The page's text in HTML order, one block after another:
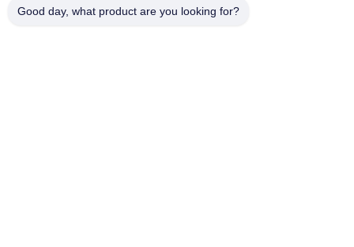
Good day, what product are you looking for?